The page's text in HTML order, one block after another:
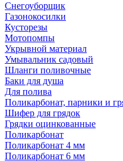
Снегоуборщик
Газонокосилки
Кусторезы
Мотопомпы
Укрывной материал
Умывальник садовый
Шланги поливочные
Баки для душа
Для полива
Поликарбонат, парники и
Шифер для грядок
Грядки оцинкованные
Поликарбонат
Поликарбонат 4 мм
Поликарбонат 6 мм